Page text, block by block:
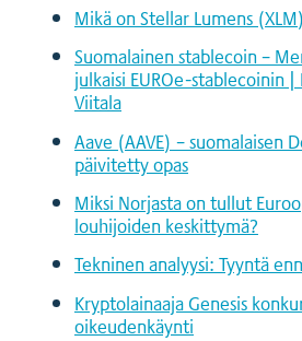
Mikä on Stellar Lumens
Suomalainen stablecoin –
julkaisi EUROe-stablecoinin |
Viitala
Aave (AAVE) – suomalaisen
päivitetty opas
Miksi Norjasta on tullut
louhijoiden keskittymä?
Tekninen analyysi: Tyyntä
Kryptolainaaja Genesis
oikeudenkäynti